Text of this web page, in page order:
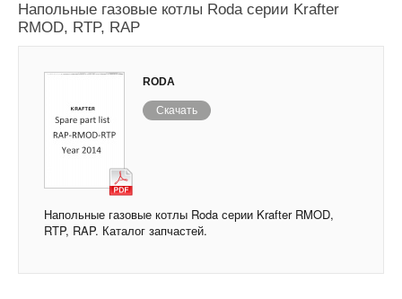
Напольные газовые котлы Roda серии Krafter
RMOD, RTP, RAP
RODA
Скачать
Напольные газовые котлы Roda серии Krafter RMOD,
RTP, RAP. Каталог запчастей.